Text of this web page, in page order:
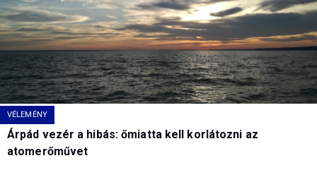
VÉLEMÉNY
Árpád vezér a hibás: őmiatta kell korlátozni az
atomerőművet